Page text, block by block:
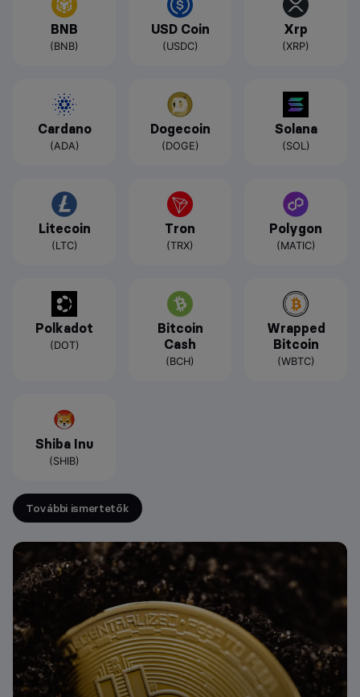
BNB
(BNB)
USD Coin
(USDC)
Xrp
(XRP)
Cardano
(ADA)
Dogecoin
(DOGE)
Solana
(SOL)
Litecoin
(LTC)
Tron
(TRX)
Polygon
(MATIC)
Polkadot
(DOT)
Bitcoin
Cash
(BCH)
Wrapped
Bitcoin
(WBTC)
Shiba Inu
(SHIB)
További ismertetők